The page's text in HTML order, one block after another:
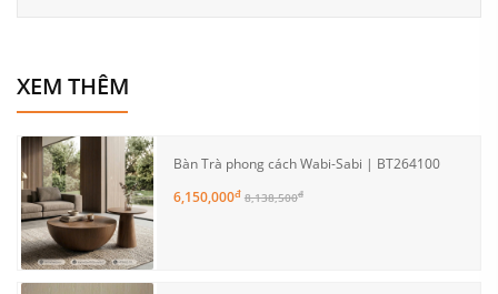
XEM THÊM
Bàn Trà phong cách Wabi-Sabi | BT264100
6,150,000đ 8,138,500đ